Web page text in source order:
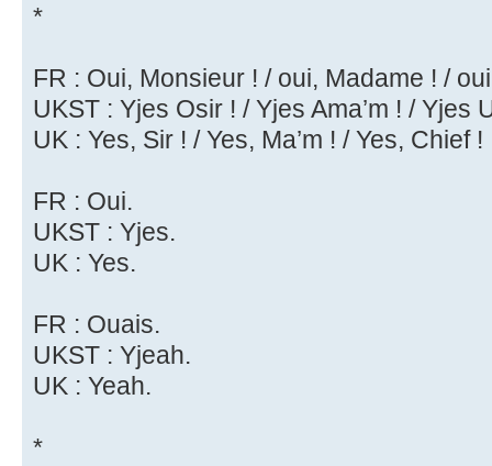
*
FR : Oui, Monsieur ! / oui, Madame ! /
UKST : Yjes Osir ! / Yjes Ama’m ! / Yjes
UK : Yes, Sir ! / Yes, Ma’m ! / Yes, Chief !
FR : Oui.
UKST : Yjes.
UK : Yes.
FR : Ouais.
UKST : Yjeah.
UK : Yeah.
*